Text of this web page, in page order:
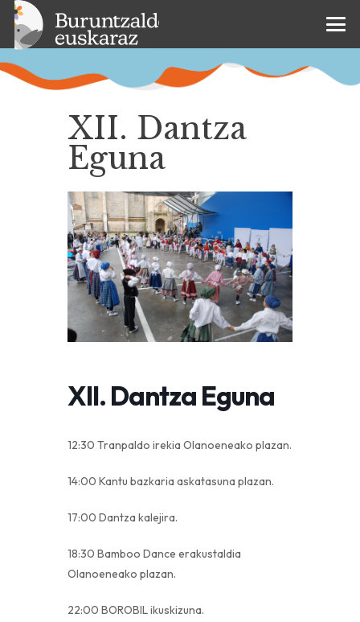
XII. Dantza
Eguna
XII. Dantza Eguna
12:30 Tranpaldo irekia Olanoeneako plazan.
14:00 Kantu bazkaria askatasuna plazan.
17:00 Dantza kalejira.
18:30 Bamboo Dance erakustaldia
Olanoeneako plazan.
22:00 BOROBIL ikuskizuna.